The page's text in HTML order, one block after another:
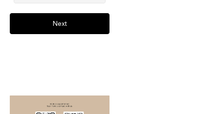
Next